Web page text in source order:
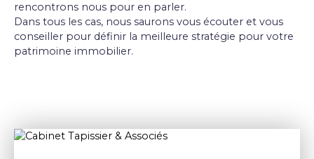
rencontrons nous pour en parler.
Dans tous les cas, nous saurons vous écouter et vous
conseiller pour définir la meilleure stratégie pour votre
patrimoine immobilier.